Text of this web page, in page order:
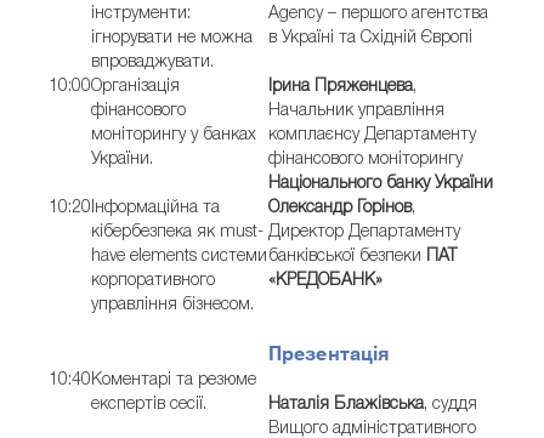
інструменти:
ігнорувати не можна
впроваджувати.
Agency – першого агентства
в Україні та Східній Європі
10:00Організація
фінансового
моніторингу у банках
України.
Ірина Пряженцева,
Начальник управління
комплаєнсу Департаменту
фінансового моніторингу
Національного банку України
10:20 Інформаційна та
кібербезпека як must-
have elements системи
корпоративного
управління бізнесом.
Олександр Горінов,
Директор Департаменту
банківської безпеки
ПАТ
«КРЕДОБАНК»
Презентація
10:40 Коментарі та резюме
експертів сесії.
Наталія Блажівська, суддя
Вищого адміністративного